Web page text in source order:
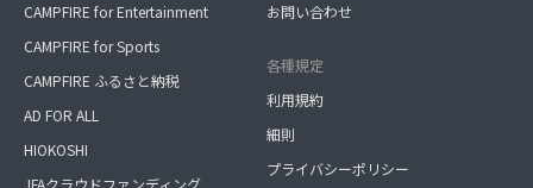
CAMPFIRE for Entertainment
CAMPFIRE for Sports
CAMPFIRE ふるさと納税
AD FOR ALL
HIOKOSHI
お問い合わせ
各種規定
利用規約
細則
プライバシーポリシー